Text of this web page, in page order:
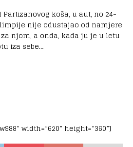
koša, u aut, no 24-
nije odustajao od namjere
njom, a onda, kada ju je u letu
iza sebe…
width=”620” height=”360”]